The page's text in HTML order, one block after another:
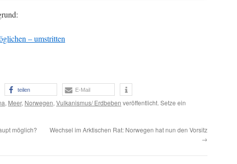
– umstritten
teilen E-Mail
, Meer, Norwegen, Vulkanismus/ Erdbeben veröffentlicht. Setze ein
möglich?
Wechsel im Arktischen Rat: Norwegen hat nun den Vorsitz
→